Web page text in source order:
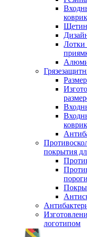
Лотки
покрытия
логотипом